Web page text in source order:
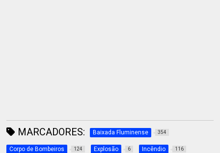
MARCADORES: Baixada Fluminense 354
Corpo de Bombeiros 124 Explosão 6 Incêndio 116